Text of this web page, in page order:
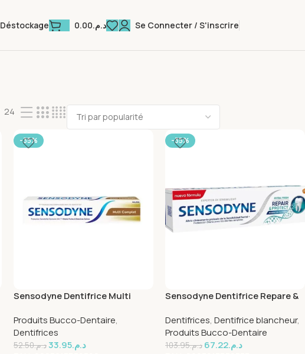
Déstockage د.م.0.00 Se Connecter / S'inscrire
24
-35%
Sensodyne Dentifrice Multi
Produits Bucco-Dentaire,
Dentifrices
د.م.52.50 د.م.33.95
-35%
Sensodyne Dentifrice Repare &
Dentifrices, Dentifrice blancheur,
Produits Bucco-Dentaire
د.م.103.95 د.م.67.22